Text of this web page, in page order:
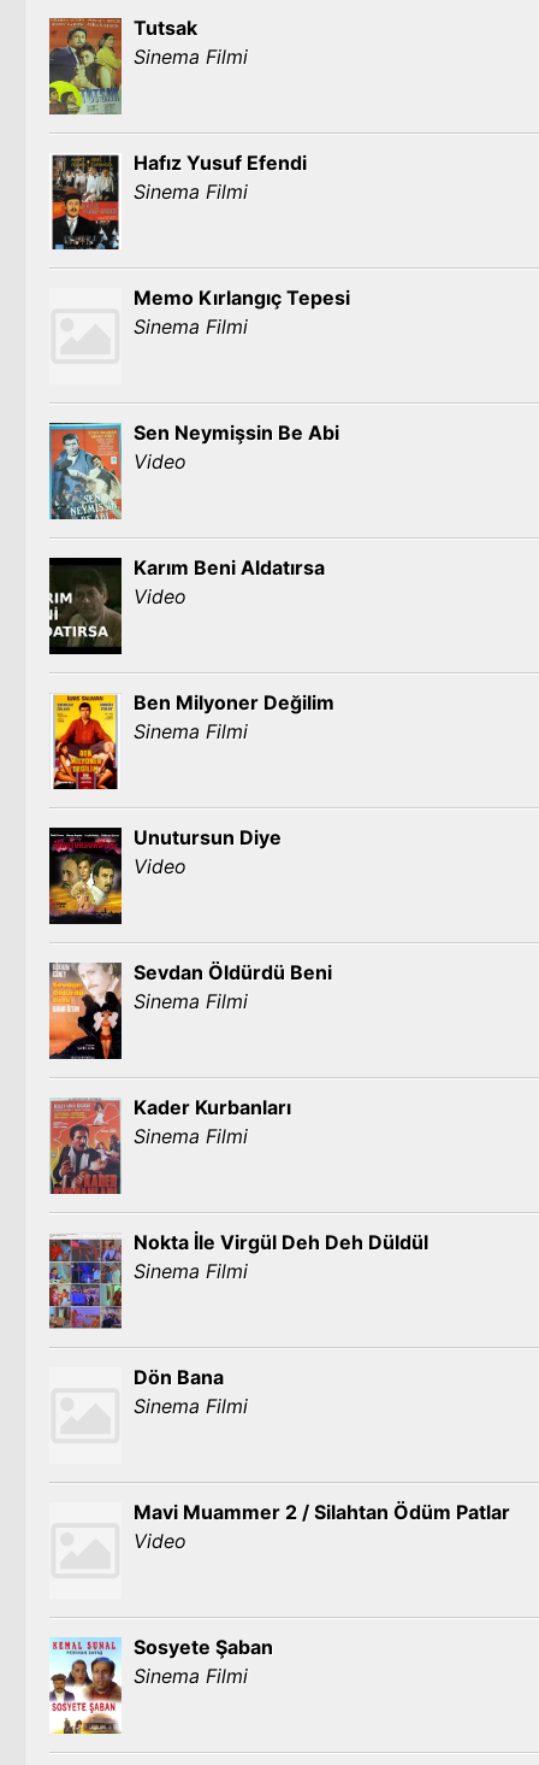
Tutsak
Sinema Filmi
Hafız Yusuf Efendi
Sinema Filmi
Memo Kırlangıç Tepesi
Sinema Filmi
Sen Neymişsin Be Abi
Video
Karım Beni Aldatırsa
Video
Ben Milyoner Değilim
Sinema Filmi
Unutursun Diye
Video
Sevdan Öldürdü Beni
Sinema Filmi
Kader Kurbanları
Sinema Filmi
Nokta İle Virgül Deh Deh Düldül
Sinema Filmi
Dön Bana
Sinema Filmi
Mavi Muammer 2 / Silahtan Ödüm Patlar
Video
Sosyete Şaban
Sinema Filmi